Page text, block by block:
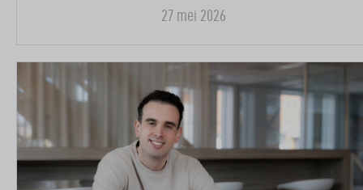
27 mei 2026